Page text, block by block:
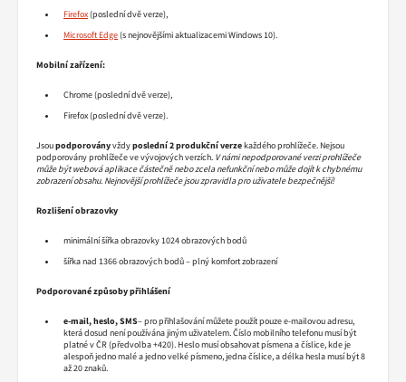
Firefox(poslední dvě verze),
Microsoft Edge(s nejnovějšími aktualizacemi Windows 10).
Mobilní zařízení:
Chrome (poslední dvě verze),
Firefox (poslední dvě verze).
Jsoupodporoványvždyposlední 2 produkční verzekaždého prohlížeče. Nejsou
podporovány prohlížeče ve vývojových verzích. V námi nepodporované verzi prohlížeče
může být webová aplikace částečně nebo zcela nefunkční nebo může dojít k chybnému
zobrazení obsahu. Nejnovější prohlížeče jsou zpravidla pro uživatele bezpečnější!
Rozlišení obrazovky
minimální šířka obrazovky 1024 obrazových bodů
šířka nad 1366 obrazových bodů – plný komfort zobrazení
Podporované způsoby přihlášení
e-mail, heslo, SMS– pro přihlašování můžete použít pouze e-mailovou adresu,
která dosud není používána jiným uživatelem. Číslo mobilního telefonu musí být
platné v ČR (předvolba +420). Heslo musí obsahovat písmena a číslice, kde je
alespoň jedno malé a jedno velké písmeno, jedna číslice, a délka hesla musí být 8
až 20 znaků.